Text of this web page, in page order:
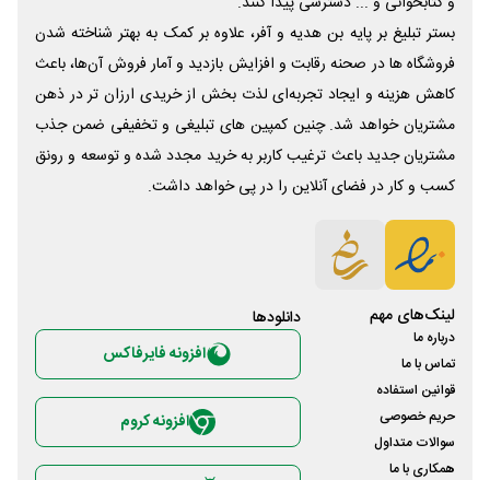
بستر تبلیغ بر پایه بن هدیه و آفر، علاوه بر کمک به بهتر شناخته شدن
فروشگاه ها در صحنه رقابت و افزایش بازدید و آمار فروش آن‌ها، باعث
کاهش هزینه و ایجاد تجربه‌ای لذت بخش از خریدی ارزان تر در ذهن
مشتریان خواهد شد. چنین کمپین های تبلیغی و تخفیفی ضمن جذب
مشتریان جدید باعث ترغیب کاربر به خرید مجدد شده و توسعه و رونق
کسب و کار در فضای آنلاین را در پی خواهد داشت.
لینک‌های مهم
درباره ما
تماس با ما
قوانین استفاده
حریم خصوصی
سوالات متداول
همکاری با ما
دانلود‌ها
افزونه فایرفاکس
افزونه کروم